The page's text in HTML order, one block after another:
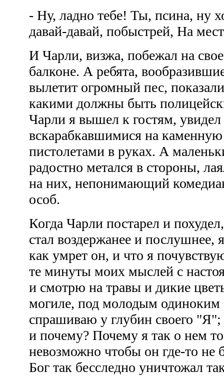
- Ну, ладно тебе! Ты, псина, ну
давай-давай, побыстрей, На
И Чарли, визжа, побежал на
балконе. А ребята,
вылетит огромный пес,
какими должны быть
Чарли я вышел к гостям, увидел
вскарабкавшимися на
пистолетами в руках. А
радостно метался в стороны,
на них, непонимающий
особ.
Когда Чарли постарел и
стал воздержанее и послушнее,
как умрет он, и что я
те минуты моих мыслей с
и смотрю на травы и дикие
могиле, под молодым
спрашиваю у глубин своего
и почему? Почему я так о нем
невозможно чтобы он где-то
Бог так бесследно уничтожал